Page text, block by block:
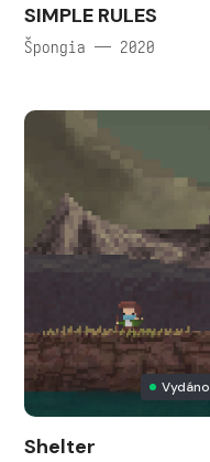
SIMPLE RULES
Špongia — 2020
Vydáno
Shelter